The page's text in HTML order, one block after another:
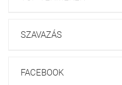
SZAVAZÁS
FACEBOOK